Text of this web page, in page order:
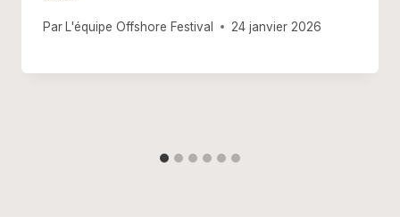
Par L'équipe Offshore Festival 24 janvier 2026